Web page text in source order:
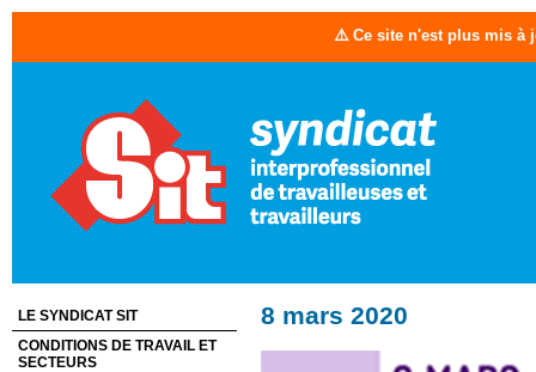
⚠️ Ce site n'est plus mis à
8 mars 2020
LE SYNDICAT SIT
CONDITIONS DE TRAVAIL ET
SECTEURS